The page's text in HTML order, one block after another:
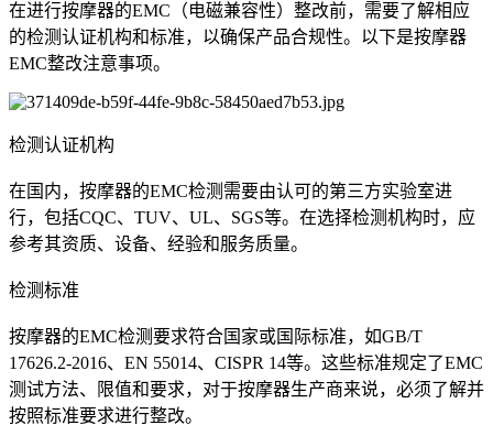
在进行按摩器的EMC（电磁兼容性）整改前，需要了解相应
的检测认证机构和标准，以确保产品合规性。以下是按摩器
EMC整改注意事项。
检测认证机构
在国内，按摩器的EMC检测需要由认可的第三方实验室进
行，包括CQC、TUV、UL、SGS等。在选择检测机构时，应
参考其资质、设备、经验和服务质量。
检测标准
按摩器的EMC检测要求符合国家或国际标准，如GB/T
17626.2-2016、EN 55014、CISPR 14等。这些标准规定了EMC
测试方法、限值和要求，对于按摩器生产商来说，必须了解并
按照标准要求进行整改。